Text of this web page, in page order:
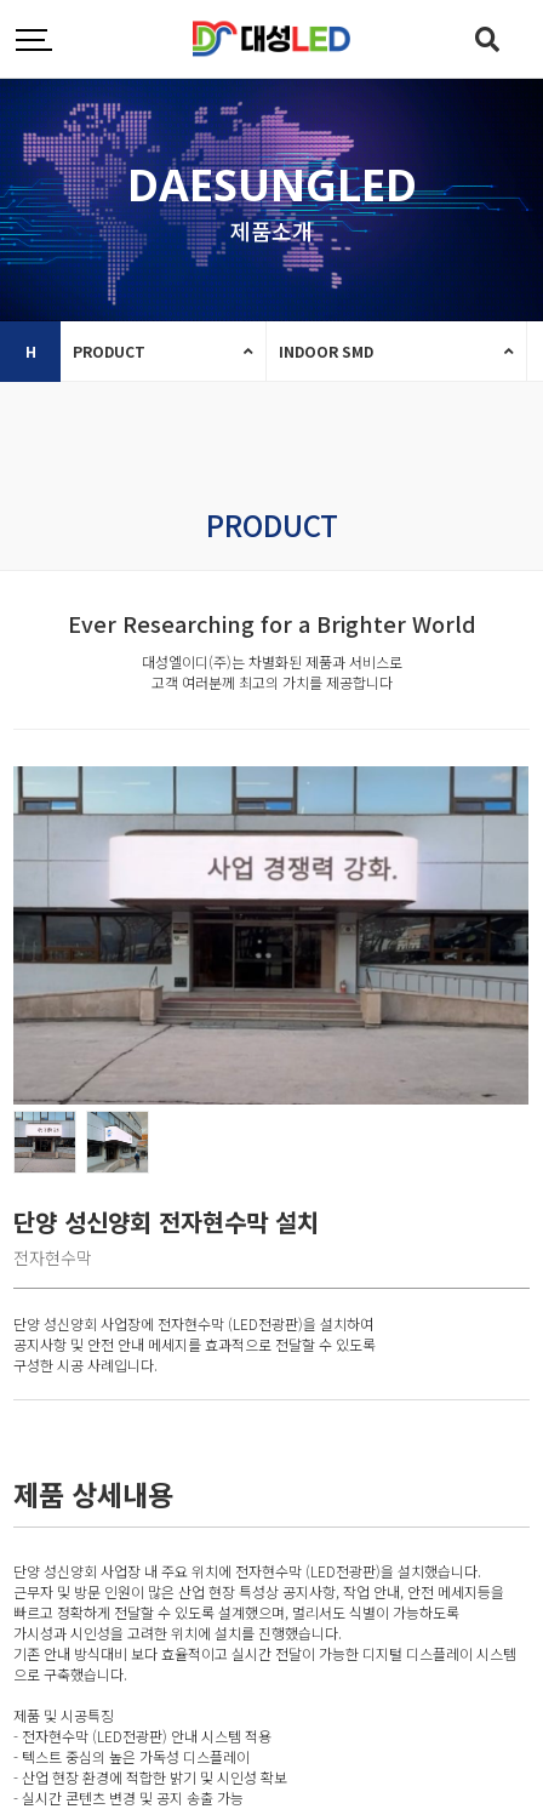
DAESUNGLED
제품소개
H PRODUCT INDOOR SMD
PRODUCT
Ever Researching for a Brighter World
대성엘이디(주)는 차별화된 제품과 서비스로
고객 여러분께 최고의 가치를 제공합니다
단양 성신양회 전자현수막 설치
전자현수막
단양 성신양회 사업장에 전자현수막 (LED전광판)을 설치하여
공지사항 및 안전 안내 메세지를 효과적으로 전달할 수 있도록
구성한 시공 사례입니다.
제품 상세내용
단양 성신양회 사업장 내 주요 위치에 전자현수막 (LED전광판)을 설치했습니다.
근무자 및 방문 인원이 많은 산업 현장 특성상 공지사항, 작업 안내, 안전 메세지등을
빠르고 정확하게 전달할 수 있도록 설계했으며, 멀리서도 식별이 가능하도록
가시성과 시인성을 고려한 위치에 설치를 진행했습니다.
기존 안내 방식대비 보다 효율적이고 실시간 전달이 가능한 디지털 디스플레이 시스템
으로 구축했습니다.
제품 및 시공특징
- 전자현수막 (LED전광판) 안내 시스템 적용
- 텍스트 중심의 높은 가독성 디스플레이
- 산업 현장 환경에 적합한 밝기 및 시인성 확보
- 실시간 콘텐츠 변경 및 공지 송출 가능